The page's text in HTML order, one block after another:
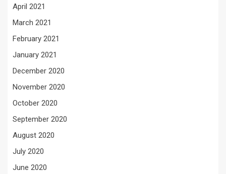
April 2021
March 2021
February 2021
January 2021
December 2020
November 2020
October 2020
September 2020
August 2020
July 2020
June 2020